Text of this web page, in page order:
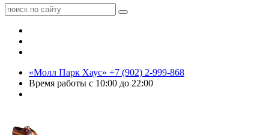
«Молл Парк Хаус» +7 (902) 2-999-868
Время работы с 10:00 до 22:00